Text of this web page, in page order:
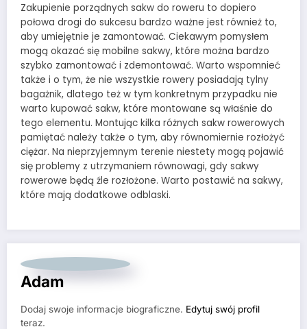
Zakupienie porządnych sakw do roweru to dopiero
połowa drogi do sukcesu bardzo ważne jest również to,
aby umiejętnie je zamontować. Ciekawym pomysłem
mogą okazać się mobilne sakwy, które można bardzo
szybko zamontować i zdemontować. Warto wspomnieć
także i o tym, że nie wszystkie rowery posiadają tylny
bagażnik, dlatego też w tym konkretnym przypadku nie
warto kupować sakw, które montowane są właśnie do
tego elementu. Montując kilka różnych sakw rowerowych
pamiętać należy także o tym, aby równomiernie rozłożyć
ciężar. Na nieprzyjemnym terenie niestety mogą pojawić
się problemy z utrzymaniem równowagi, gdy sakwy
rowerowe będą źle rozłożone. Warto postawić na sakwy,
które mają dodatkowe odblaski.
Adam
Dodaj swoje informacje biograficzne. Edytuj swój profil
teraz.